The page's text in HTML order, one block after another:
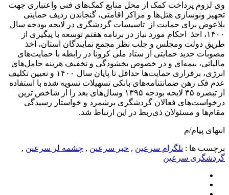
وی لزوم پرداخت کمک از محل منابع کمک‌های فنی واعتباری جهت
تجهیز ونوسازی هتل‌ها و مراکز اقامتی، گنجاندن ردیف حمایتی
بلاعوض برای حمایت از تاسیسات گردشگری در لایحه بودجه سال
۱۴۰۰، اخذ احکام مورد نیاز در برنامه هفتم توسعه با پیگیری از
طریق دولت ومجلس و جلب نظر مجمع نمایندگان استان، اخذ
مصوبات جدید حمایتی از ستاد ملی کرونا در رابطه با حمایت‌های
مالیاتی، بیمه‌ای و در خصوص بخشودگی و تخفیف هزینه حامل‌های
انرژی، برقراری حمایت‌ها حداقل تا پایان سال ۱۴۰۰ و تعیین تکلیف
عدم فک رهن ضمانتنامه‌های بانکی تسهیلات تسویه شده با استفاده
از تبصره ۳۵ لایحه بودجه ۱۳۹۵ وسال‌های بعد را از شاخص ترین
درخواست‌های فعالان گردشگری برشمرد و خواستار رسیدگی
مقام‌ها و مسئولان ذی‌ربط در این ارتباط شد.
انتهای پیام/م
برچسب ها : تلگرام سرعین , خبر سرعین , چشمه لر سرعین ,
گردشگری سرعین